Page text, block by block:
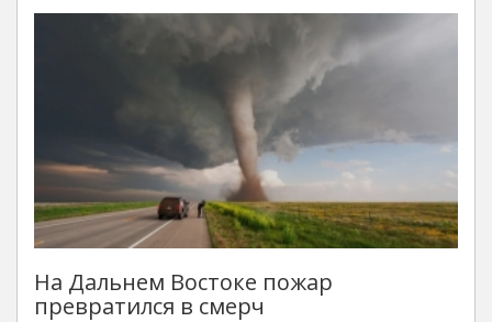
На Дальнем Востоке пожар
превратился в смерч